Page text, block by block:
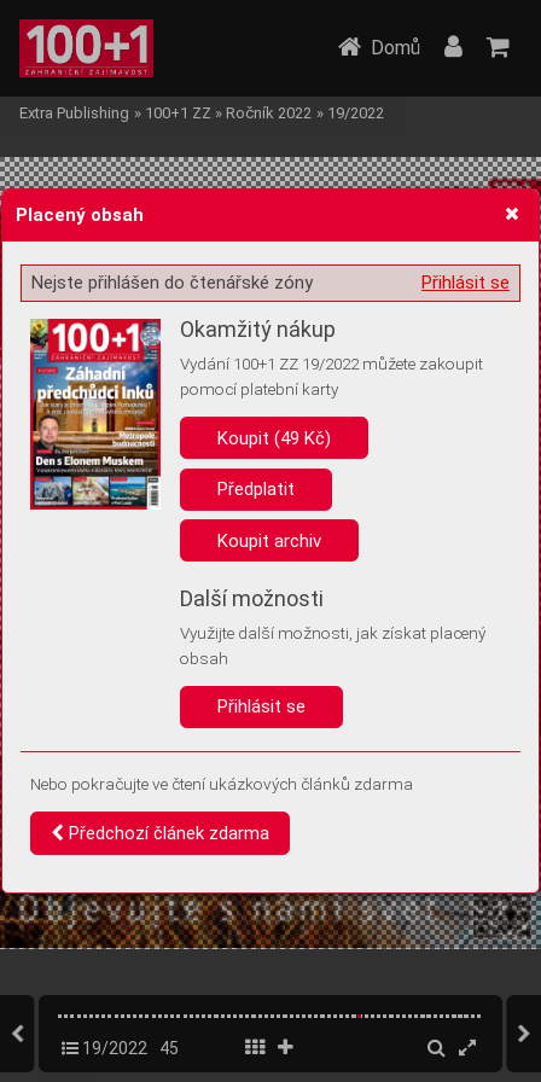
Žádost o souhlas s ukládáním volitelných informací
Pro základní fungování webu nepotřebujeme ukládat žádné informace
(tzv. cookies apod.). Rádi bychom vás ale požádali o souhlas s
uložením volitelných informací:
Anonymní unikátní ID
Díky němu příště poznáme, že se jedná o stejné zařízení, a
Identifikátor je zcela anonymní.
Vaše souhlasy a odmítnutí si ukládáme do vašeho zařízení, abychom se
vás už příště znovu neptali. Můžete je kdykoli později upravit ve Správě
Domů
Extra Publishing » 100+1 ZZ » Ročník 2022 » 19/2022
19/2022 45
Placený obsah
Přihlásit se
Nejste přihlášen do čtenářské zóny
Okamžitý nákup
Vydání 100+1 ZZ 19/2022 můžete zakoupit
pomocí platební karty
Koupit (49 Kč)
Předplatit
Koupit archiv
Další možnosti
Využijte další možnosti, jak získat placený
obsah
Přihlásit se
Nebo pokračujte ve čtení ukázkových článků zdarma
Předchozí článek zdarma